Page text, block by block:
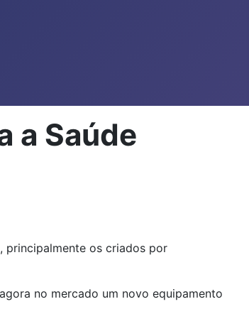
a Saúde
principalmente os criados por
no mercado um novo equipamento